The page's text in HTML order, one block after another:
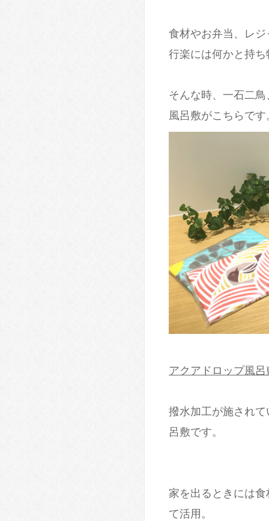
食材やお弁当、レ
行楽には何かと持
そんな時、一石二
風呂敷がこちらで
アクアドロップ風呂
撥水加工が施され
呂敷です。
家を出るときには
て活用。